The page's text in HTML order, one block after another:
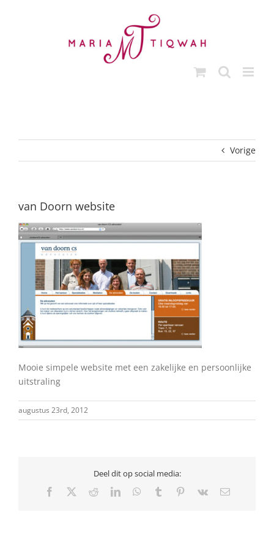
Vorige
van Doorn website
Mooie simpele website met een zakelijke en persoonlijke
uitstraling
augustus 23rd, 2012
Deel dit op social media:
Facebook RedditLinkedInWhatsApp
Tumblr Pinterest
Vk
E-